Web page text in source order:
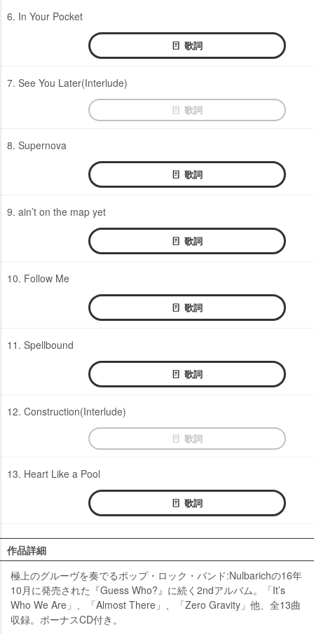
6. In Your Pocket
歌詞
7. See You Later(Interlude)
歌詞
8. Supernova
歌詞
9. ain’t on the map yet
歌詞
10. Follow Me
歌詞
11. Spellbound
歌詞
12. Construction(Interlude)
歌詞
13. Heart Like a Pool
歌詞
作品詳細
極上のグルーヴを奏でるポップ・ロック・バンド:Nulbarichの16年
10月に発売された『Guess Who?』に続く2ndアルバム。「It’s
Who We Are」、「Almost There」、「Zero Gravity」他、全13曲
収録。ボーナスCD付き。